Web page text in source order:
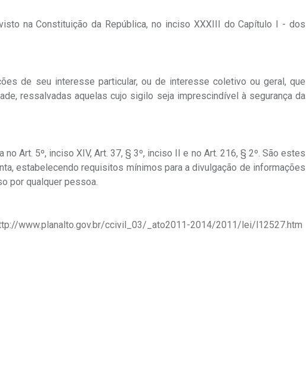
na Constituição da República, no inciso XXXIII do Capítulo I - dos
de seu interesse particular, ou de interesse coletivo ou geral, que
ressalvadas aquelas cujo sigilo seja imprescindível à segurança da
Art. 5º, inciso XIV, Art. 37, § 3º, inciso II e no Art. 216, § 2º. São estes
estabelecendo requisitos mínimos para a divulgação de informações
por qualquer pessoa.
www.planalto.gov.br/ccivil_03/_ato2011-2014/2011/lei/l12527.htm